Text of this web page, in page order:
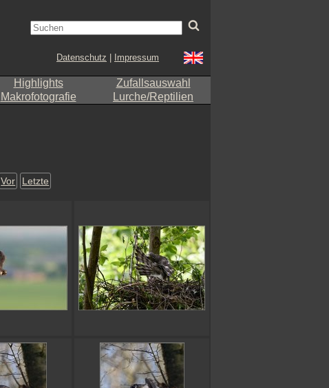
Datenschutz Impressum
Highlights
Zufallsauswahl
Makrofotografie Lurche/Reptilien
Vor Letzte